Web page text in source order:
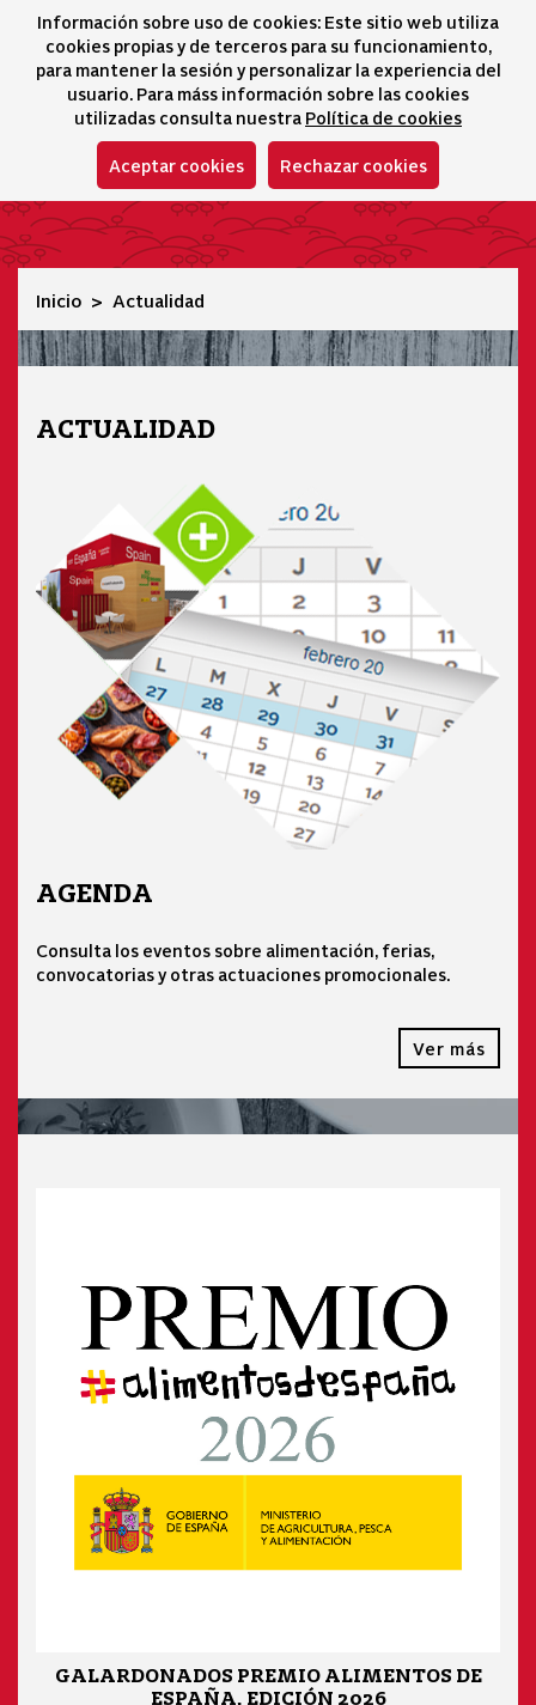
Información sobre uso de cookies: Este sitio web utiliza
cookies propias y de terceros para su funcionamiento,
para mantener la sesión y personalizar la experiencia del
usuario. Para máss información sobre las cookies
utilizadas consulta nuestra Política de cookies
Aceptar cookies Rechazar cookies
Selector idioma
icono
Actualidad
Inicio Actualidad
ACTUALIDAD
AGENDA
Consulta los eventos sobre alimentación, ferias,
convocatorias y otras actuaciones promocionales.
Ver más
GALARDONADOS PREMIO ALIMENTOS DE
ESPAÑA, EDICIÓN 2026